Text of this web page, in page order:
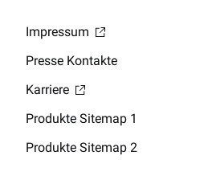
Impressum
Presse Kontakte
Karriere
Produkte Sitemap 1
Produkte Sitemap 2